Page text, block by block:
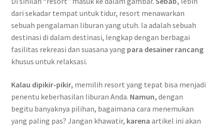
G
G
dari sekadar tempat untuk tidur, resort menawarkan
sebuah pengalaman liburan yang utuh. Ia adalah sebuah
destinasi di dalam destinasi, lengkap dengan berbagai
fasilitas rekreasi dan suasana yang para desainer rancang
khusus untuk relaksasi.
Kalau dipikir-pikir, memilih resort yang tepat bisa menjadi
penentu keberhasilan liburan Anda. Namun, dengan
begitu banyaknya pilihan, bagaimana cara menemukan
yang paling pas? Jangan khawatir, karena artikel ini akan